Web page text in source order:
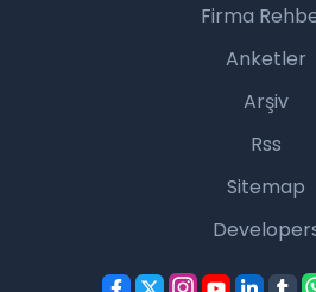
Firma
Anketler
Arşiv
Rss
Sitemap